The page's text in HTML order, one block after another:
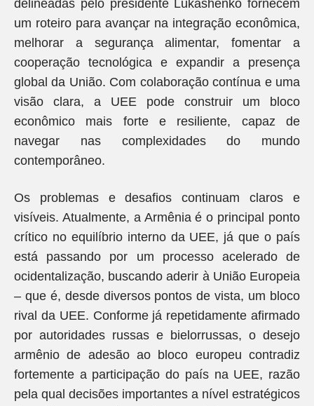
delineadas pelo presidente Lukashenko fornecem
um roteiro para avançar na integração econômica,
melhorar a segurança alimentar, fomentar a
cooperação tecnológica e expandir a presença
global da União. Com colaboração contínua e uma
visão clara, a UEE pode construir um bloco
econômico mais forte e resiliente, capaz de
navegar nas complexidades do mundo
contemporâneo.
Os problemas e desafios continuam claros e
visíveis. Atualmente, a Armênia é o principal ponto
crítico no equilíbrio interno da UEE, já que o país
está passando por um processo acelerado de
ocidentalização, buscando aderir à União Europeia
– que é, desde diversos pontos de vista, um bloco
rival da UEE. Conforme já repetidamente afirmado
por autoridades russas e bielorrussas, o desejo
armênio de adesão ao bloco europeu contradiz
fortemente a participação do país na UEE, razão
pela qual decisões importantes a nível estratégicos